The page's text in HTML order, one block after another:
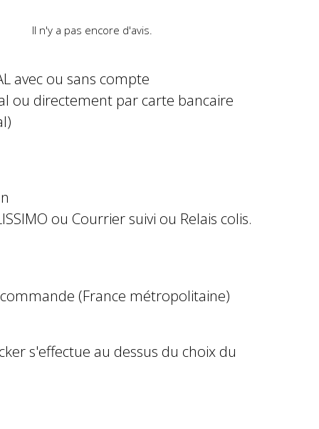
Il n'y a pas encore d'avis.
avec ou sans compte
ou directement par carte bancaire
ou Courrier suivi ou Relais colis.
(France métropolitaine)
s'effectue au dessus du choix du